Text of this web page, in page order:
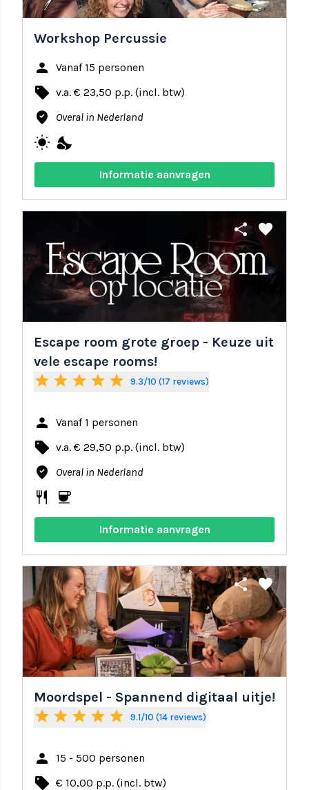
Workshop Percussie
person Vanaf 15 personen
local_offer v.a. € 23,50 p.p. (incl. btw)
where_to_vote Overal in Nederland
wb_sunny nights_stay
Informatie aanvragen
share favorite
Escape room grote groep - Keuze uit
vele escape rooms!
star star star star star 9.3/10 (17 reviews)
person Vanaf 1 personen
local_offer v.a. € 29,50 p.p. (incl. btw)
where_to_vote Overal in Nederland
restaurant coffee
Informatie aanvragen
share favorite
Moordspel - Spannend digitaal uitje!
star star star star star 9.1/10 (14 reviews)
person 15 - 500 personen
local_offer € 10,00 p.p. (incl. btw)